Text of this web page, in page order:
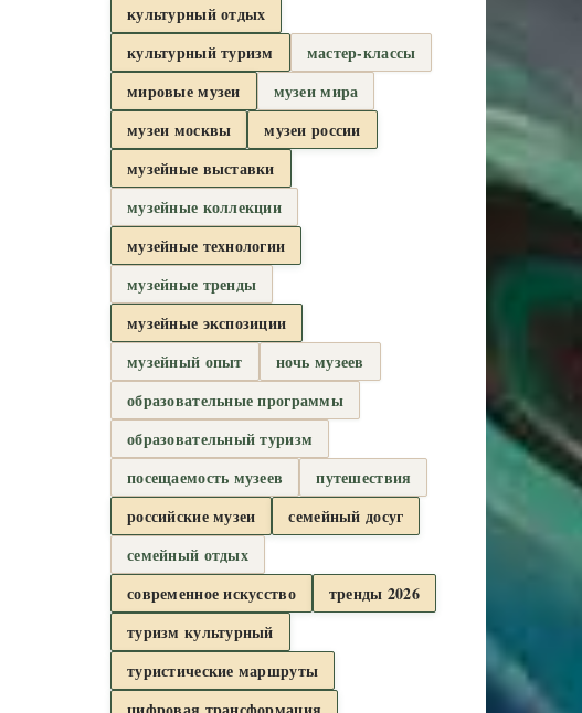
культурный отдых
культурный туризм
мастер-классы
мировые музеи
музеи мира
музеи москвы
музеи россии
музейные выставки
музейные коллекции
музейные технологии
музейные тренды
музейные экспозиции
музейный опыт
ночь музеев
образовательные программы
образовательный туризм
посещаемость музеев
путешествия
российские музеи
семейный досуг
семейный отдых
современное искусство
тренды 2026
туризм культурный
туристические маршруты